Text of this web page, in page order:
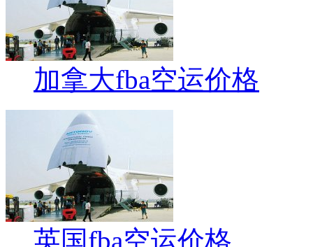
加拿大fba空运价格
英国fba空运价格